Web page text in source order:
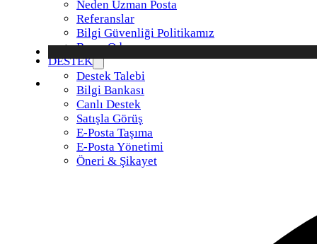
Neden Uzman Posta
Referanslar
Bilgi Güvenliği Politikamız
Basın Odası
DESTEK
Destek Talebi
Bilgi Bankası
Canlı Destek
Satışla Görüş
E-Posta Taşıma
E-Posta Yönetimi
Öneri & Şikayet